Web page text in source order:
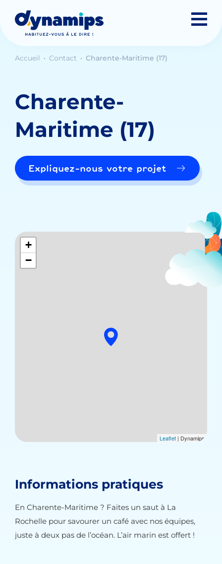
Accueil Contact Charente-Maritime (17)
Charente-
Maritime (17)
Expliquez-nous votre projet
+
−
Leaflet | Dynamips
Informations pratiques
En Charente-Maritime ? Faites un saut à La
Rochelle pour savourer un café avec nos équipes,
juste à deux pas de l’océan. L’air marin est offert !